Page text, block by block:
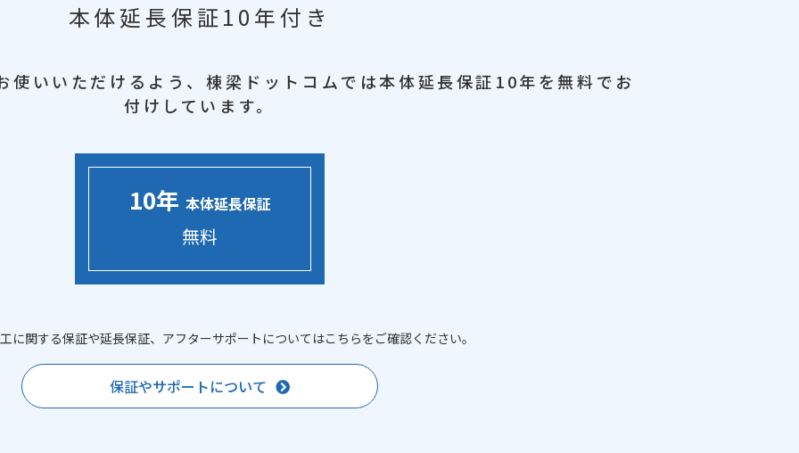
本体延長保証10年付き
いいただけるよう、 棟梁ドットコムでは本体延長保証10年を 無料でお
付けしています。
10年 本体延長保証
無料
に関する保証や延長保証、アフターサポートについてはこちらをご確認ください。
保証やサポートについて